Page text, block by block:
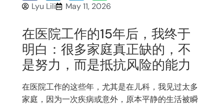
Lyu Lili May 11, 2026
在医院工作的15年后，我终于
明白：很多家庭真正缺的，不
是努力，而是抵抗风险的能力
在医院工作的这些年，尤其是在儿科，我见过太多
家庭，因为一次疾病或意外，原本平静的生活被瞬